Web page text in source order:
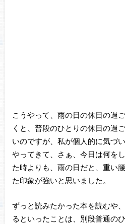
こうやって、雨の日の休日の過
くと、普段のひとりの休日の過
いのですが、私が個人的に気づ
やってきて、さぁ、今日は何を
た時よりも、雨の日だと、重い
た印象が強いと思いました。
ずっと読みたかった本を読むや
るといったことは、別段普通の